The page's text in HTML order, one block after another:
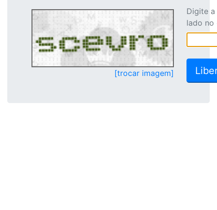
[trocar imagem]
Digite
lado no